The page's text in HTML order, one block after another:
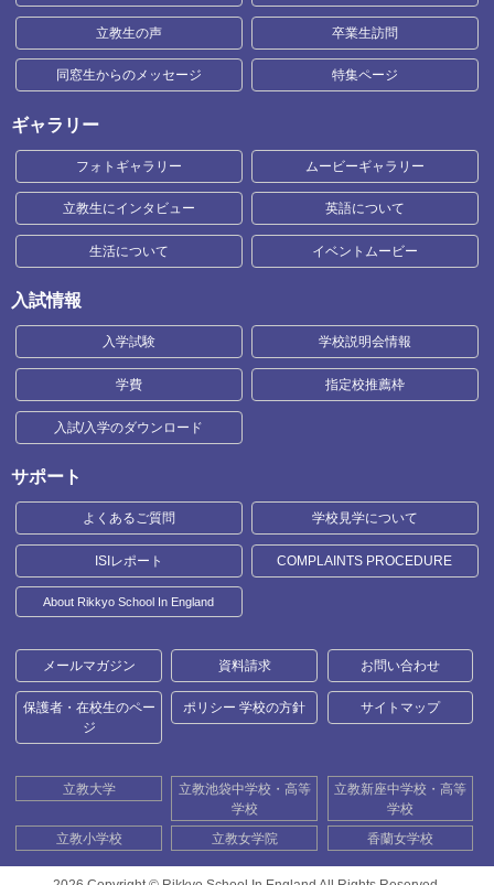
立教生の声 卒業生訪問
同窓生からのメッセージ 特集ページ
ギャラリー
フォトギャラリー ムービーギャラリー
立教生にインタビュー 英語について
生活について イベントムービー
入試情報
入学試験 学校説明会情報
学費 指定校推薦枠
入試/入学のダウンロード
サポート
よくあるご質問 学校見学について
ISIレポート COMPLAINTS PROCEDURE
About Rikkyo School In England
メールマガジン 資料請求 お問い合わせ
保護者・在校生のペー
ジ
ポリシー 学校の方針 サイトマップ
立教大学
立教池袋中学校・高等
学校
立教新座中学校・高等
学校
立教小学校
立教女学院 香蘭女学校